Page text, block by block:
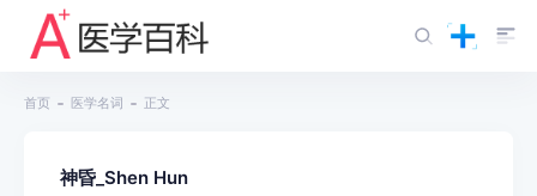
首页 医学名词 正文
神昏_Shen Hun